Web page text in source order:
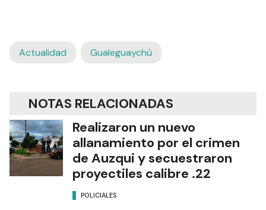
Actualidad Gualeguaychú
NOTAS RELACIONADAS
Realizaron un nuevo
allanamiento por el crimen
de Auzqui y secuestraron
proyectiles calibre .22
POLICIALES